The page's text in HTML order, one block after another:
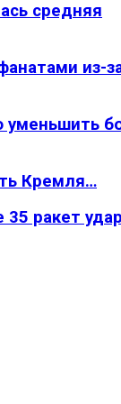
средняя
из-
Кремля…
35 ракет